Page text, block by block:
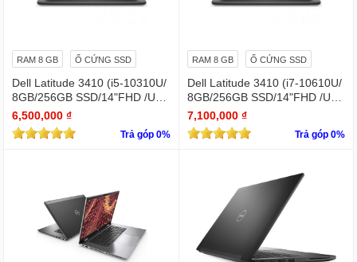
RAM 8 GB Ổ CỨNG SSD
Dell Latitude 3410 (i5-10310U/
8GB/256GB SSD/14"FHD /UH
D Graphics/Win11Pro)
6,500,000 ₫
Trả góp 0%
RAM 8 GB Ổ CỨNG SSD
Dell Latitude 3410 (i7-10610U/
8GB/256GB SSD/14"FHD /UH
D Graphics/Win11Pro)
7,100,000 ₫
Trả góp 0%